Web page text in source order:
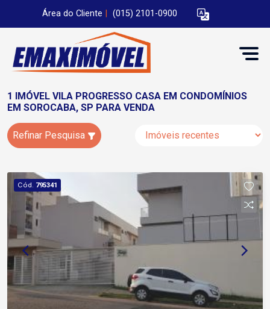
Área do Cliente (015) 2101-0900
1 IMÓVEL VILA PROGRESSO CASA EM CONDOMÍNIOS
EM SOROCABA, SP PARA VENDA
Refinar Pesquisa
Cód. 795341